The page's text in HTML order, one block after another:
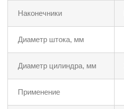
Наконечники
Диаметр штока, мм
Диаметр цилиндра, мм
Применение